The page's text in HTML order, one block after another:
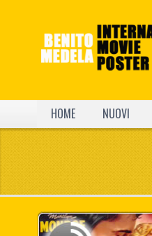
HOME NUOVI